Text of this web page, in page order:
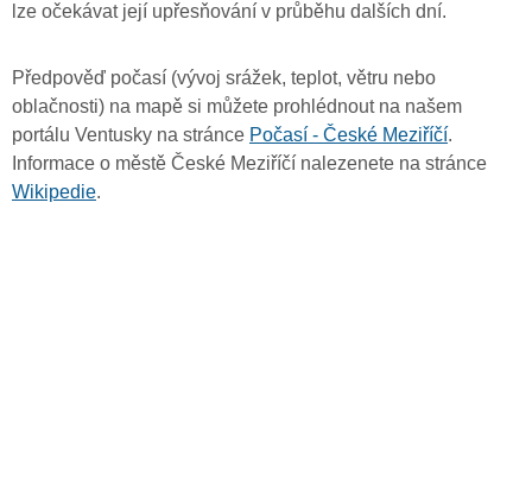
lze očekávat její upřesňování v průběhu dalších dní.
Předpověď počasí (vývoj srážek, teplot, větru nebo
oblačnosti) na mapě si můžete prohlédnout na našem
portálu Ventusky na stránce Počasí - České Meziříčí.
Informace o městě České Meziříčí nalezenete na stránce
Wikipedie.